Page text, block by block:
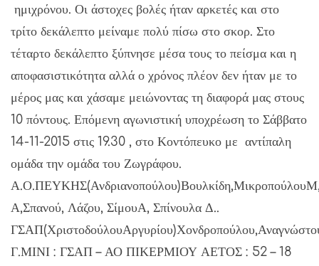
ημιχρόνου. Οι άστοχες βολές ήταν αρκετές και στο
τρίτο δεκάλεπτο μείναμε πολύ πίσω στο σκορ. Στο
τέταρτο δεκάλεπτο ξύπνησε μέσα τους το πείσμα και η
αποφασιστικότητα αλλά ο χρόνος πλέον δεν ήταν με το
μέρος μας και χάσαμε μειώνοντας τη διαφορά μας στους
10 πόντους. Επόμενη αγωνιστική υποχρέωση το Σάββατο
14-11-2015 στις 19.30 , στο Κοντόπευκο με αντίπαλη
ομάδα την ομάδα του Ζωγράφου.
Α,Σπανού, Λάζου, ΣίμουΑ, Σπίνουλα Δ..
Γ.ΜΙΝΙ : ΓΣΑΠ – ΑΟ ΠΙΚΕΡΜΙΟΥ ΑΕΤΟΣ : 52 – 18